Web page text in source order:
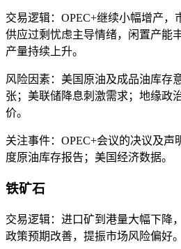
交易逻辑：OPEC+继续小幅增产，
供应过剩忧虑主导情绪，闲置产能
产量持续上升。
风险因素：美国原油及成品油库存
张；美联储降息刺激需求；地缘政
价。
关注事件：OPEC+会议的决议及声
度原油库存报告；美国经济数据。
铁矿石
交易逻辑：进口矿到港量大幅下降
政策预期改善，提振市场风险偏好。